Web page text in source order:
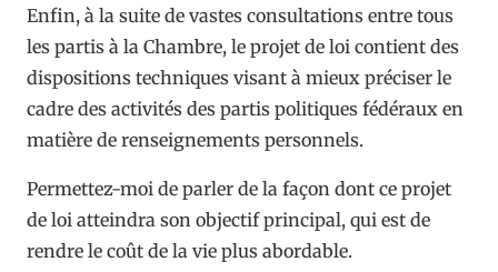
Enfin, à la suite de vastes consultations entre tous
les partis à la Chambre, le projet de loi contient des
dispositions techniques visant à mieux préciser le
cadre des activités des partis politiques fédéraux en
matière de renseignements personnels.
Permettez-moi de parler de la façon dont ce projet
de loi atteindra son objectif principal, qui est de
rendre le coût de la vie plus abordable.